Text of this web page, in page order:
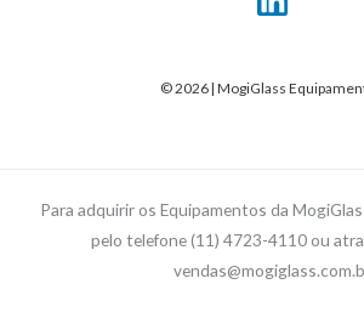
© 2026 | MogiGlass
Para adquirir os Equipamentos da
pelo telefone (11) 4723-4110 ou